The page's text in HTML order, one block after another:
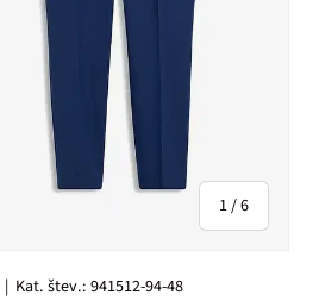
1/od
6
| Kat. štev.: 941512-94-48